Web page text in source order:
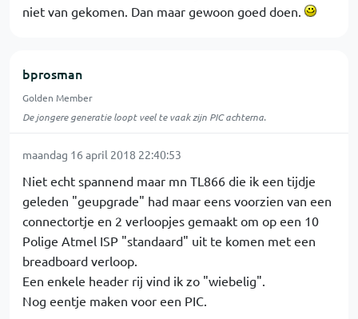
niet van gekomen. Dan maar gewoon goed doen.
bprosman
Golden Member
De jongere generatie loopt veel te vaak zijn PIC achterna.
maandag 16 april 2018 22:40:53
Niet echt spannend maar mn TL866 die ik een tijdje
geleden "geupgrade" had maar eens voorzien van een
connectortje en 2 verloopjes gemaakt om op een 10
Polige Atmel ISP "standaard" uit te komen met een
breadboard verloop.
Een enkele header rij vind ik zo "wiebelig".
Nog eentje maken voor een PIC.